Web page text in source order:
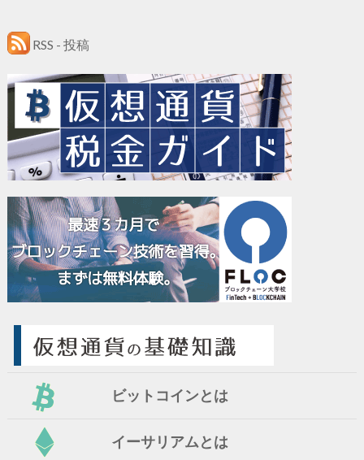
RSS - 投稿
ビットコインとは
イーサリアムとは